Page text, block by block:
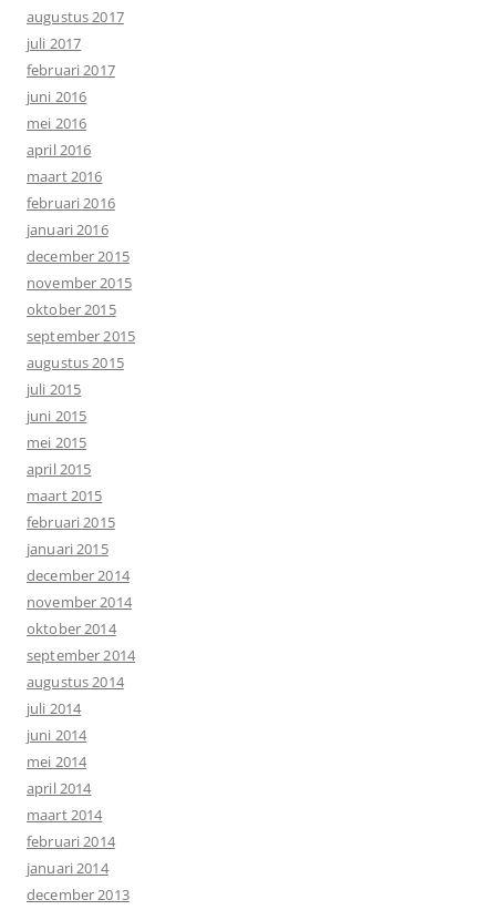
augustus 2017
juli 2017
februari 2017
juni 2016
mei 2016
april 2016
maart 2016
februari 2016
januari 2016
december 2015
november 2015
oktober 2015
september 2015
augustus 2015
juli 2015
juni 2015
mei 2015
april 2015
maart 2015
februari 2015
januari 2015
december 2014
november 2014
oktober 2014
september 2014
augustus 2014
juli 2014
juni 2014
mei 2014
april 2014
maart 2014
februari 2014
januari 2014
december 2013